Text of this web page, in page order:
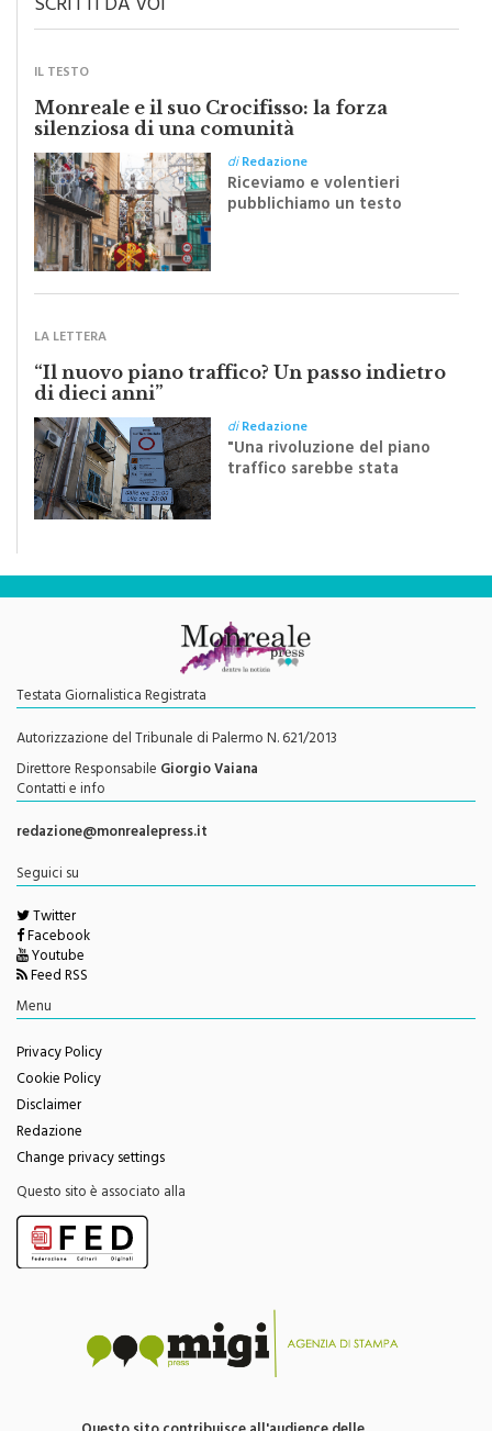
Monreale e il suo Crocifisso: la forza
silenziosa di una comunità
diRedazione
Riceviamo e volentieri
pubblichiamo un testo
inviato dalla scrittrice
monrealese Mariella
“Il nuovo piano traffico? Un passo indietro
di dieci anni”
"Una rivoluzione del piano
traffico sarebbe stata
efficace se preceduta da
una rivoluzione culturale"
Testata Giornalistica Registrata
Autorizzazione del Tribunale di Palermo N. 621/2013
Direttore ResponsabileGiorgio Vaiana
Contatti e info
redazione@monrealepress.it
Twitter
Facebook
Youtube
Feed RSS
Menu
Privacy Policy
Cookie Policy
Disclaimer
Redazione
Change privacy settings
Questo sito è associato alla
testate giornalistiche edite da Migi Press snc